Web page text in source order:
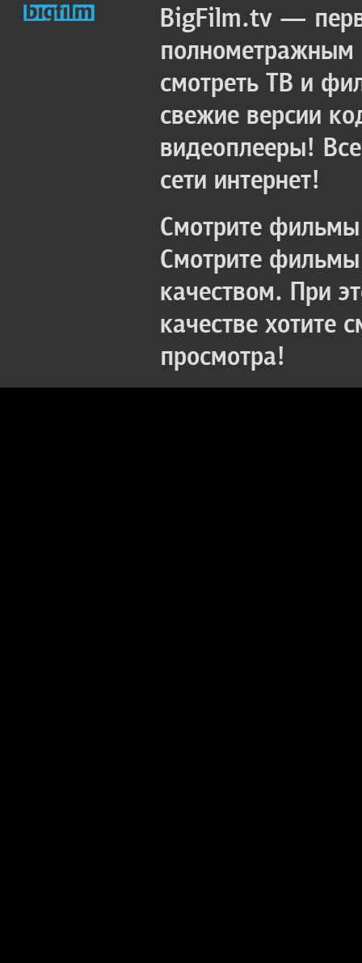
BigFilm.tv —
полнометражным
смотреть ТВ и
свежие версии
видеоплееры!
сети интернет!
Смотрите
Смотрите
качеством. При
качестве хотите
просмотра!